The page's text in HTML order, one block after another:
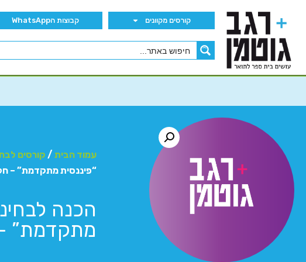
קורסים מקוונים קבוצות הWhatsApp
עמוד הבית / קורסים
“פיננסית מתקדמת” –
הכנה
מתקדמת” –